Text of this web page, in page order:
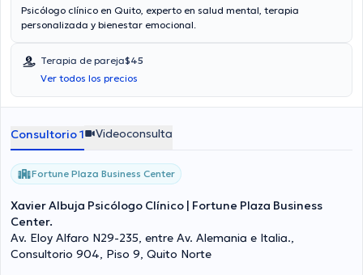
Psicólogo clínico en Quito, experto en salud mental, terapia
personalizada y bienestar emocional.
Terapia de pareja$45
Ver todos los precios
Consultorio 1 Videoconsulta
Fortune Plaza Business Center
Xavier Albuja Psicólogo Clínico | Fortune Plaza Business
Center.
Av. Eloy Alfaro N29-235, entre Av. Alemania e Italia.,
Consultorio 904, Piso 9, Quito Norte